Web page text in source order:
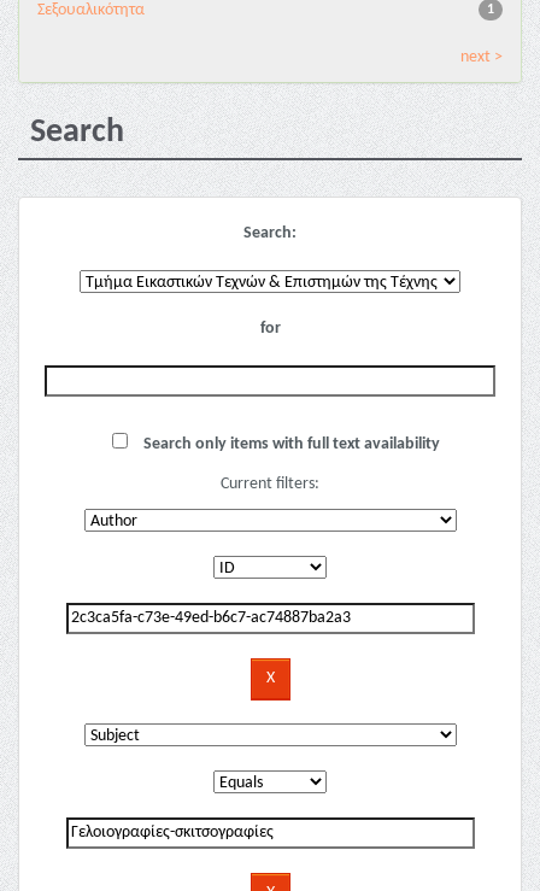
1
Σεξουαλικότητα
next >
Search
Search:
for
Search only items with full text availability
Current filters: